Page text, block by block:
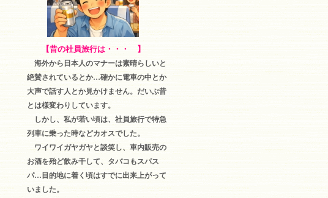
【昔の社員旅行は・・・ 】
海外から日本人のマナーは素晴らしいと
絶賛されているとか…確かに電車の中とか
大声で話す人とか見かけません。だいぶ昔
とは様変わりしています。
しかし、私が若い頃は、社員旅行で特急
列車に乗った時などカオスでした。
ワイワイガヤガヤと談笑し、車内販売の
お酒を殆ど飲み干して、タバコもスパス
パ…目的地に着く頃はすでに出来上がって
いました。